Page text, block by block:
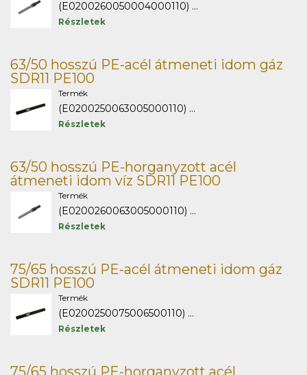
(E0200260050004000110) ...
Részletek
63/50 hosszú PE-acél átmeneti idom gáz
SDR11 PE100
Termék
(E0200250063005000110) ...
Részletek
63/50 hosszú PE-horganyzott acél
átmeneti idom víz SDR11 PE100
Termék
(E0200260063005000110) ...
Részletek
75/65 hosszú PE-acél átmeneti idom gáz
SDR11 PE100
Termék
(E0200250075006500110) ...
Részletek
75/65 hosszú PE-horganyzott acél